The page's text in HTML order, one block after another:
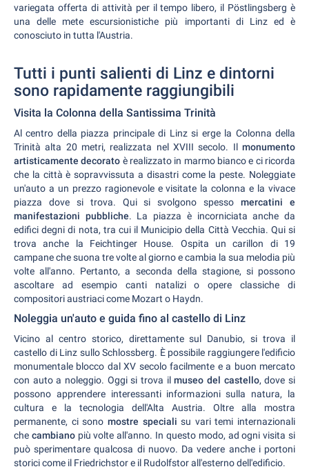
variegata offerta di attività per il tempo libero, il Pöstlingsberg è
una delle mete escursionistiche più importanti di Linz ed è
conosciuto in tutta l'Austria.
Tutti i punti salienti di Linz e dintorni
sono rapidamente raggiungibili
Visita la Colonna della Santissima Trinità
Al centro della piazza principale di Linz si erge la Colonna della
Trinità alta 20 metri, realizzata nel XVIII secolo. Ilmonumento
artisticamente decorato è realizzato in marmo bianco e ci ricorda
che la città è sopravvissuta a disastri come la peste. Noleggiate
un'auto a un prezzo ragionevole e visitate la colonna e la vivace
piazza dove si trova. Qui si svolgono spessomercatini e
manifestazioni pubbliche. La piazza è incorniciata anche da
edifici degni di nota, tra cui il Municipio della Città Vecchia. Qui si
trova anche la Feichtinger House. Ospita un carillon di 19
campane che suona tre volte al giorno e cambia la sua melodia più
volte all'anno. Pertanto, a seconda della stagione, si possono
ascoltare ad esempio canti natalizi o opere classiche di
compositori austriaci come Mozart o Haydn.
Noleggia un'auto e guida fino al castello di Linz
Vicino al centro storico, direttamente sul Danubio, si trova il
castello di Linz sullo Schlossberg. È possibile raggiungere l'edificio
monumentale blocco dal XV secolo facilmente e a buon mercato
con auto a noleggio. Oggi si trova ilmuseo del castello, dove si
possono apprendere interessanti informazioni sulla natura, la
cultura e la tecnologia dell'Alta Austria. Oltre alla mostra
permanente, ci sono mostre speciali su vari temi internazionali
che cambianopiù volte all'anno. In questo modo, ad ogni visita si
può sperimentare qualcosa di nuovo. Da vedere anche i portoni
storici come il Friedrichstor e il Rudolfstor all'esterno dell'edificio.